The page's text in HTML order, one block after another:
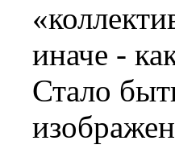
иначе -
Стало